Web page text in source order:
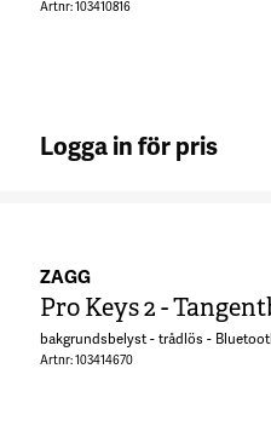
Artnr: 103410816
Logga in för pris
ZAGG
Pro Keys 2 -
bakgrundsbelyst - trådlös -
Artnr: 103414670